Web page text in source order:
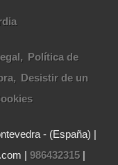
Política de
Desistir de un
- (España) |
| 986432315 |